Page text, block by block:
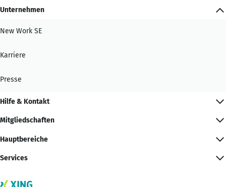
Unternehmen
New Work SE
Karriere
Presse
Hilfe & Kontakt
Mitgliedschaften
Hauptbereiche
Services